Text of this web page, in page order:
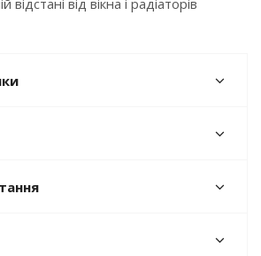
відстані від вікна і радіаторів